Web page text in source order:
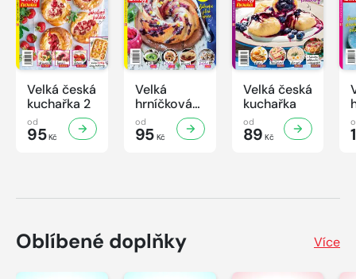
Velká česká
kuchařka 2
od
95Kč
Velká
hrníčková
kuchařka II
od
95Kč
Velká česká
kuchařka
od
89 Kč
Oblíbené doplňky Více